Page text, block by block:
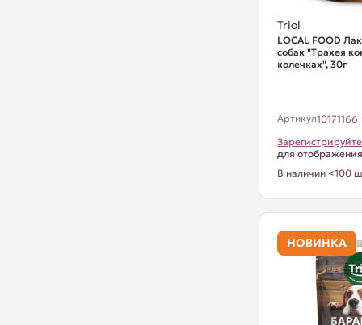
Triol
LOCAL FOOD
собак "Трахея
колечках", 30г
Артикул10171166
для
В наличии <100
НОВИНКА